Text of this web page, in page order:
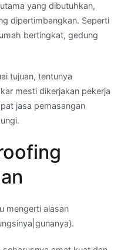
yang dibutuhkan,
dipertimbangkan. Seperti
bertingkat, gedung
tujuan, tentunya
mesti dikerjakan pekerja
jasa pemasangan
mengerti alasan